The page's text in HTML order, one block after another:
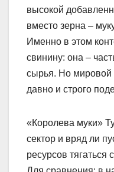
высокой
вместо зерна –
Именно в этом
свинину: она –
сырья. Но мировой
давно и строго
«Королева муки»
сектор и вряд ли
ресурсов тягаться